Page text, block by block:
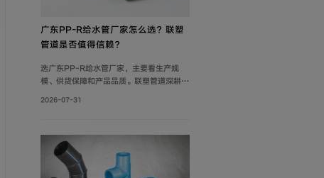
广东PP-R给水管厂家怎么选？联塑
管道是否值得信赖？
选广东PP-R给水管厂家，主要看生产规
模、供货保障和产品品质。联塑管道深耕管
是值得信赖的选择。
2026-07-31